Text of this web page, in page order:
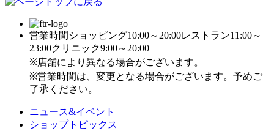
営業時間 ショッピング10:00～20:00レストラン11:00～
23:00クリニック9:00～20:00
※店舗により異なる場合がございます。
※営業時間は、変更となる場合がございます。予めご
了承ください。
ニュース&イベント
ショップトピックス